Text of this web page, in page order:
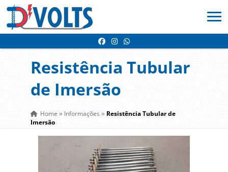
Resistência Tubular
de Imersão
Home » Informações » Resistência Tubular de
Imersão